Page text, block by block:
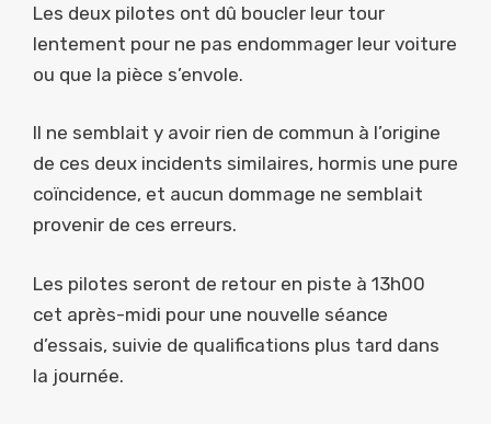
Les deux pilotes ont dû boucler leur tour
lentement pour ne pas endommager leur voiture
ou que la pièce s’envole.
Il ne semblait y avoir rien de commun à l’origine
de ces deux incidents similaires, hormis une pure
coïncidence, et aucun dommage ne semblait
provenir de ces erreurs.
Les pilotes seront de retour en piste à 13h00
cet après-midi pour une nouvelle séance
d’essais, suivie de qualifications plus tard dans
la journée.